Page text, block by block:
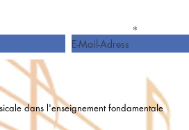
dans l'enseignement fondamentale